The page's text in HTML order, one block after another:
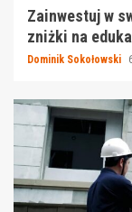
Zainwestuj w
zniżki na
Dominik Sokołowski